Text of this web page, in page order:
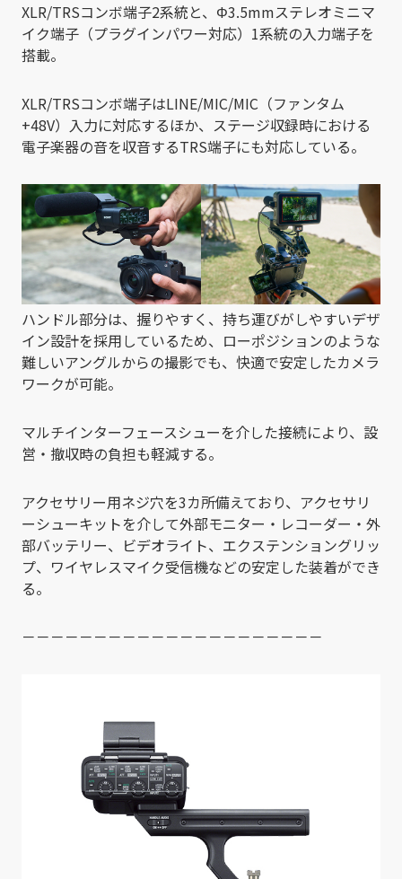
XLR/TRSコンボ端子2系統と、Φ3.5mmステレオミニマ
イク端子（プラグインパワー対応）1系統の入力端子を
搭載。
XLR/TRSコンボ端子はLINE/MIC/MIC（ファンタム
+48V）入力に対応するほか、ステージ収録時における
電子楽器の音を収音するTRS端子にも対応している。
ハンドル部分は、握りやすく、持ち運びがしやすいデザ
イン設計を採用しているため、ローポジションのような
難しいアングルからの撮影でも、快適で安定したカメラ
ワークが可能。
マルチインターフェースシューを介した接続により、設
営・撤収時の負担も軽減する。
アクセサリー用ネジ穴を3カ所備えており、アクセサリ
ーシューキットを介して外部モニター・レコーダー・外
部バッテリー、ビデオライト、エクステンショングリッ
プ、ワイヤレスマイク受信機などの安定した装着ができ
る。
－－－－－－－－－－－－－－－－－－－－－